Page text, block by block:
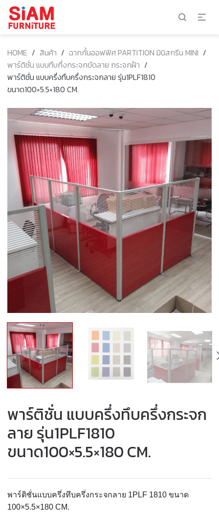
HOME / สินค้า / ฉากกั้นออฟฟิศ PARTITION มินิสกรีน MINI /
พาร์ติชั่น แบบทึบกึ่งกระจกขัดลาย กระจกฝ้า /
พาร์ติชั่น แบบครึ่งทึบครึ่งกระจกลาย รุ่น1PLF1810
ขนาด100×5.5×180 CM.
พาร์ติชั่น แบบครึ่งทึบครึ่งกระจก
ลาย รุ่น1PLF1810
ขนาด100×5.5×180 CM.
พาร์ติชั่นแบบครึ่งทึบครึ่งกระจกลาย 1PLF 1810 ขนาด
100×5.5×180 CM.